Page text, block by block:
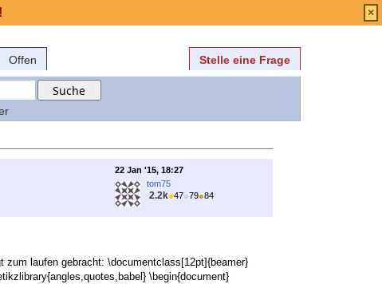
Offen Stelle eine Frage
22 Jan '15, 18:27
tom75
2.2k●47●79●84
laufen gebracht: \documentclass[12pt]{beamer}
\begin{document}
×